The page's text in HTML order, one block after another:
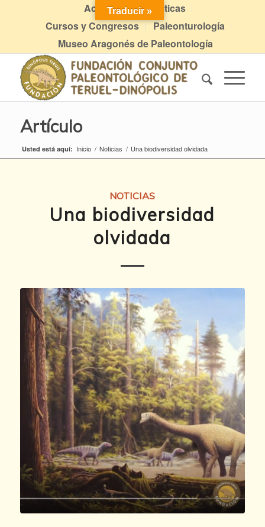
Actividades didácticas
Cursos y Congresos
Paleonturología
Museo Aragonés de Paleontología
Artículo
Usted está aquí: Inicio / Noticias / Una biodiversidad olvidada
NOTICIAS
Una biodiversidad
olvidada
Traducir »